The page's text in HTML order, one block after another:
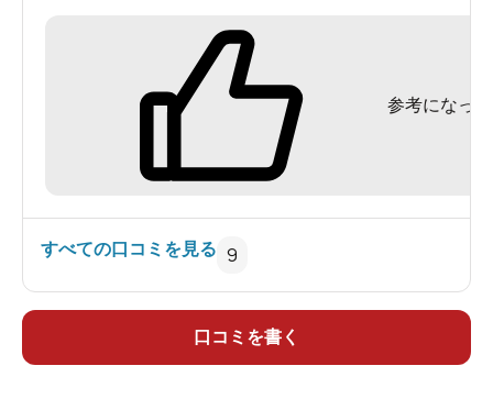
度調整、塩素を加えて衛生面を保っているそうで
す(表示あり)。浴槽は十分広くジェットバスもあ
り。奥の扉を開けて(半露天風呂)入ると左手すぐに
洗い場があり新しめ。その前方左手の扉の奥にミ
ニプールのような浴槽、チェアーがあり、観葉植
日が差すと明るそう。
参考になった
すべての口コミを見る 9
口コミを書く